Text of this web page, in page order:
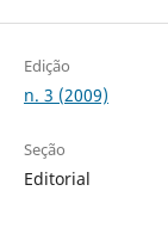
Edição
n. 3 (2009)
Seção
Editorial